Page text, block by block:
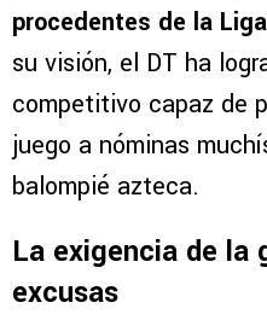
procedentes de la
su visión, el DT ha
competitivo capaz de
juego a nóminas
balompié azteca.
La exigencia de la
excusas